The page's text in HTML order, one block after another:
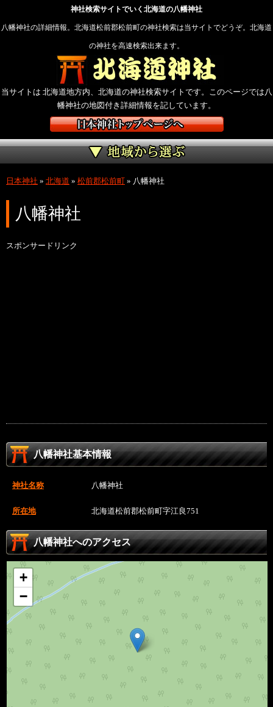
神社検索サイトでいく北海道の八幡神社
八幡神社の詳細情報。北海道松前郡松前町の神社検索は当サイトでどうぞ。北海道
の神社を高速検索出来ます。
当サイトは 北海道地方内、北海道の神社検索サイトです。このページでは八
幡神社の地図付き詳細情報を記しています。
日本神社 » 北海道 » 松前郡松前町 » 八幡神社
八幡神社
スポンサードリンク
八幡神社基本情報
神社名称 八幡神社
所在地 北海道松前郡松前町字江良751
八幡神社へのアクセス
+
−